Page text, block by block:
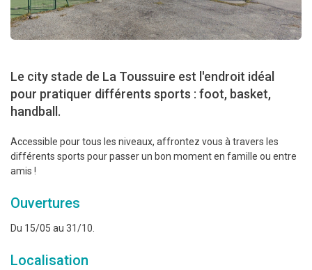
Le city stade de La Toussuire est l'endroit idéal
pour pratiquer différents sports : foot, basket,
handball.
Accessible pour tous les niveaux, affrontez vous à travers les
différents sports pour passer un bon moment en famille ou entre
amis !
Ouvertures
Du 15/05 au 31/10.
Localisation